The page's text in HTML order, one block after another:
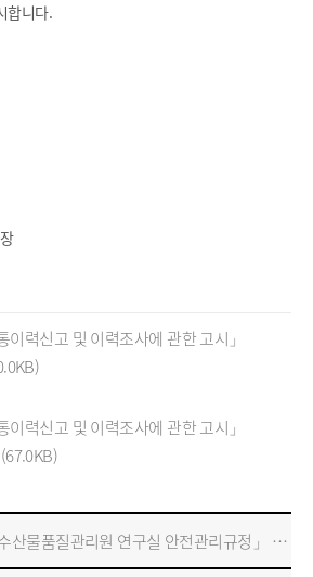
합니다.
이력신고 및 이력조사에 관한 고시」
이력신고 및 이력조사에 관한 고시」
「국립수산물품질관리원 연구실 안전관리규정」 일부개정 알림